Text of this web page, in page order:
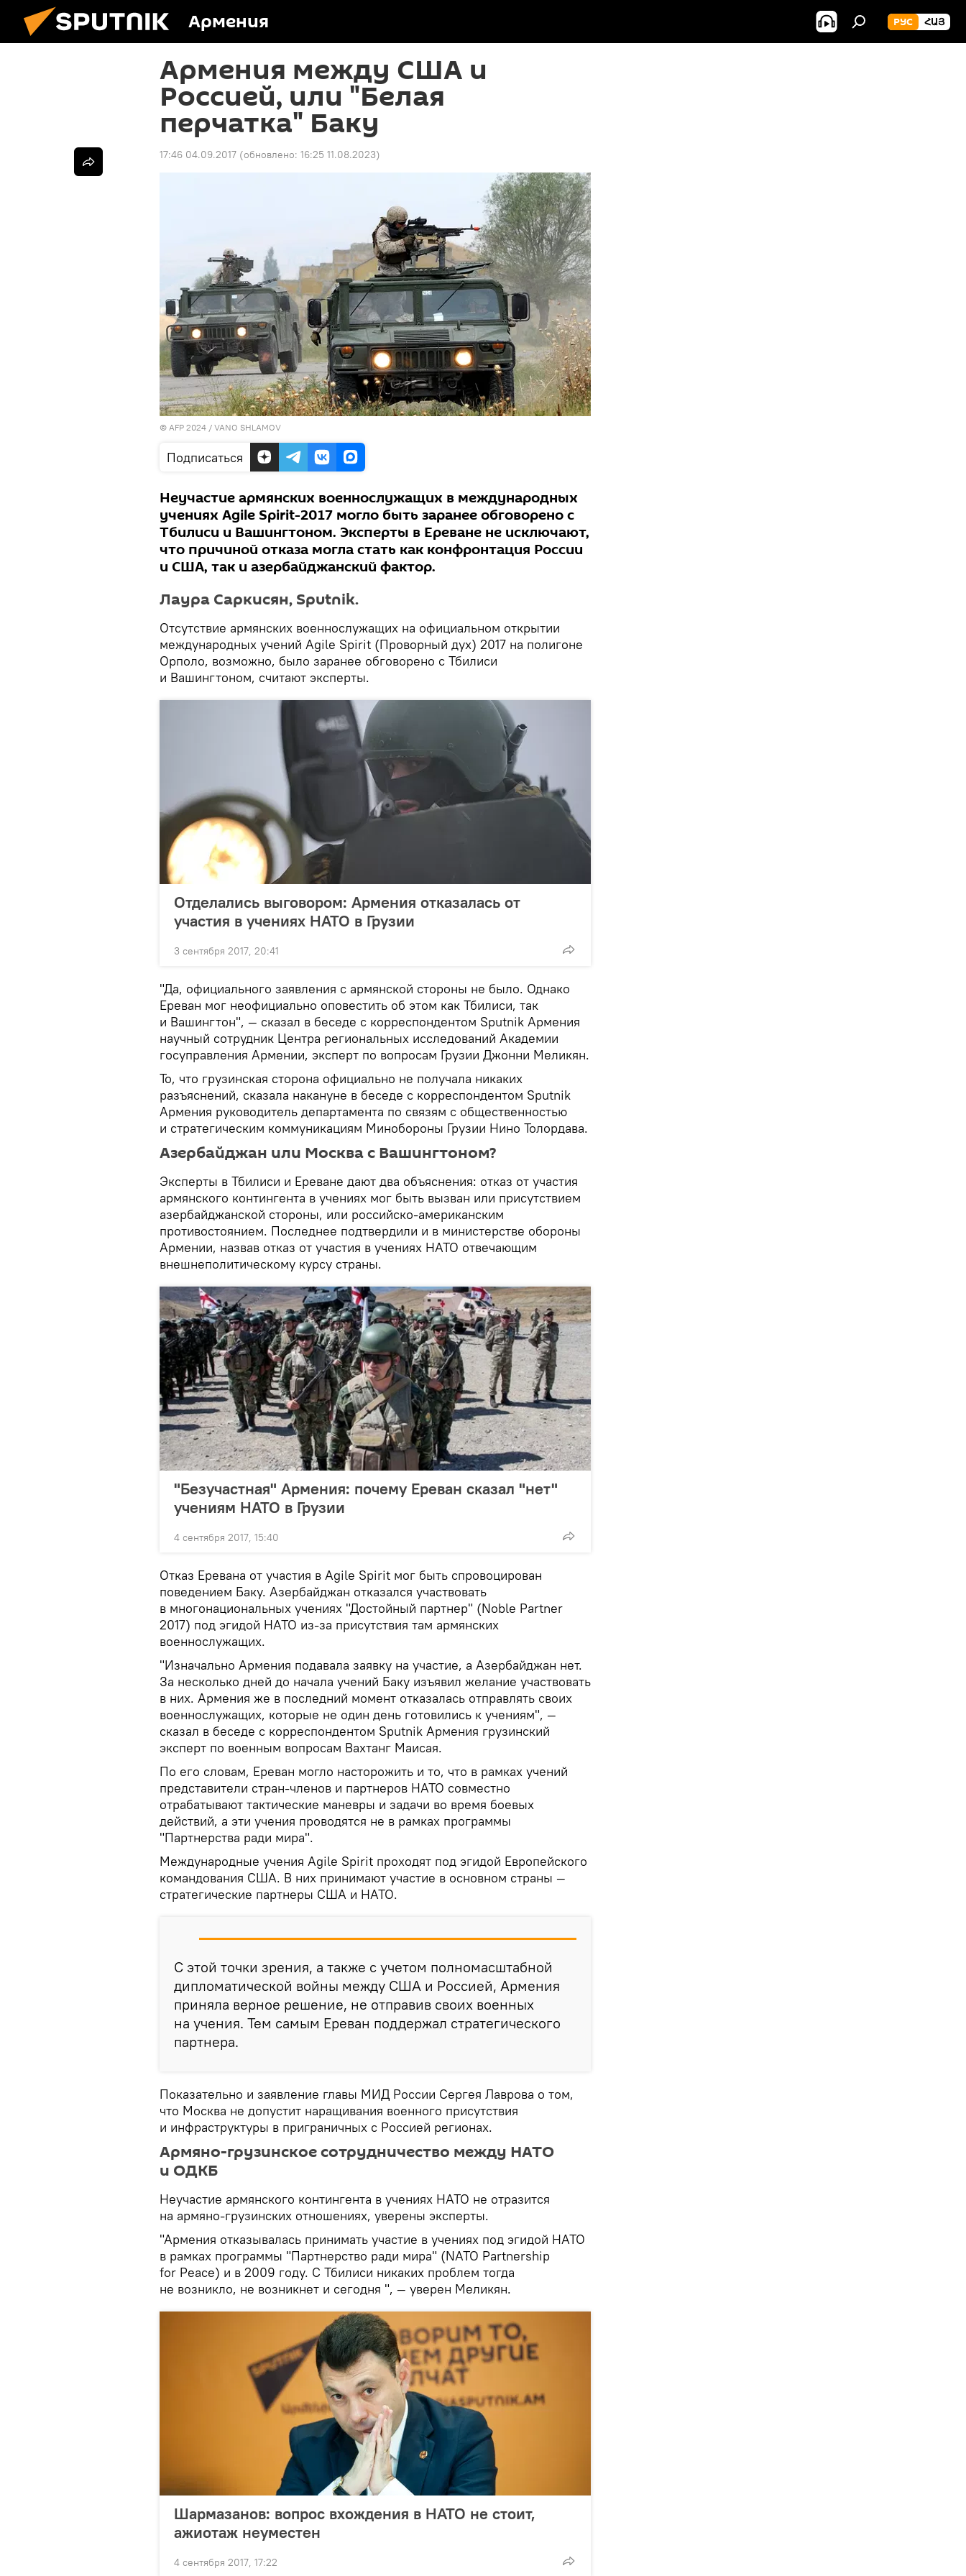
Армения РУС ՀԱՅ
Армения между США и
Россией, или "Белая
перчатка" Баку
17:46 04.09.2017 (обновлено: 16:25 11.08.2023)
© AFP 2024 / VANO SHLAMOV
Подписаться
Неучастие армянских военнослужащих в международных
учениях Agile Spirit-2017 могло быть заранее обговорено с
Тбилиси и Вашингтоном. Эксперты в Ереване не исключают,
что причиной отказа могла стать как конфронтация России
и США, так и азербайджанский фактор.
Лаура Саркисян, Sputnik.
Отсутствие армянских военнослужащих на официальном открытии
международных учений Agile Spirit (Проворный дух) 2017 на полигоне
Орполо, возможно, было заранее обговорено с Тбилиси
и Вашингтоном, считают эксперты.
Отделались выговором: Армения отказалась от
участия в учениях НАТО в Грузии
3 сентября 2017, 20:41
"Да, официального заявления с армянской стороны не было. Однако
Ереван мог неофициально оповестить об этом как Тбилиси, так
и Вашингтон", — сказал в беседе с корреспондентом Sputnik Армения
научный сотрудник Центра региональных исследований Академии
госуправления Армении, эксперт по вопросам Грузии Джонни Меликян.
То, что грузинская сторона официально не получала никаких
разъяснений, сказала накануне в беседе с корреспондентом Sputnik
Армения руководитель департамента по связям с общественностью
и стратегическим коммуникациям Минобороны Грузии Нино Толордава.
Азербайджан или Москва с Вашингтоном?
Эксперты в Тбилиси и Ереване дают два объяснения: отказ от участия
армянского контингента в учениях мог быть вызван или присутствием
азербайджанской стороны, или российско-американским
противостоянием. Последнее подтвердили и в министерстве обороны
Армении, назвав отказ от участия в учениях НАТО отвечающим
внешнеполитическому курсу страны.
"Безучастная" Армения: почему Ереван сказал "нет"
учениям НАТО в Грузии
4 сентября 2017, 15:40
Отказ Еревана от участия в Agile Spirit мог быть спровоцирован
поведением Баку. Азербайджан отказался участвовать
в многонациональных учениях "Достойный партнер" (Noble Partner
2017) под эгидой НАТО из-за присутствия там армянских
военнослужащих.
"Изначально Армения подавала заявку на участие, а Азербайджан нет.
За несколько дней до начала учений Баку изъявил желание участвовать
в них. Армения же в последний момент отказалась отправлять своих
военнослужащих, которые не один день готовились к учениям", —
сказал в беседе с корреспондентом Sputnik Армения грузинский
эксперт по военным вопросам Вахтанг Маисая.
По его словам, Ереван могло насторожить и то, что в рамках учений
представители стран-членов и партнеров НАТО совместно
отрабатывают тактические маневры и задачи во время боевых
действий, а эти учения проводятся не в рамках программы
"Партнерства ради мира".
Международные учения Agile Spirit проходят под эгидой Европейского
командования США. В них принимают участие в основном страны —
стратегические партнеры США и НАТО.
С этой точки зрения, а также с учетом полномасштабной
дипломатической войны между США и Россией, Армения
приняла верное решение, не отправив своих военных
на учения. Тем самым Ереван поддержал стратегического
партнера.
Показательно и заявление главы МИД России Сергея Лаврова о том,
что Москва не допустит наращивания военного присутствия
и инфраструктуры в приграничных с Россией регионах.
Армяно-грузинское сотрудничество между НАТО
и ОДКБ
Неучастие армянского контингента в учениях НАТО не отразится
на армяно-грузинских отношениях, уверены эксперты.
"Армения отказывалась принимать участие в учениях под эгидой НАТО
в рамках программы "Партнерство ради мира" (NATO Partnership
for Peace) и в 2009 году. С Тбилиси никаких проблем тогда
не возникло, не возникнет и сегодня ", — уверен Меликян.
Шармазанов: вопрос вхождения в НАТО не стоит,
ажиотаж неуместен
4 сентября 2017, 17:22